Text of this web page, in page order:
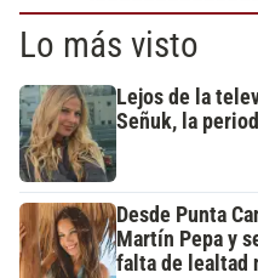
Lo más visto
Lejos de la
Señuk, la
Desde Punta
Martín Pepa y
falta de lealtad